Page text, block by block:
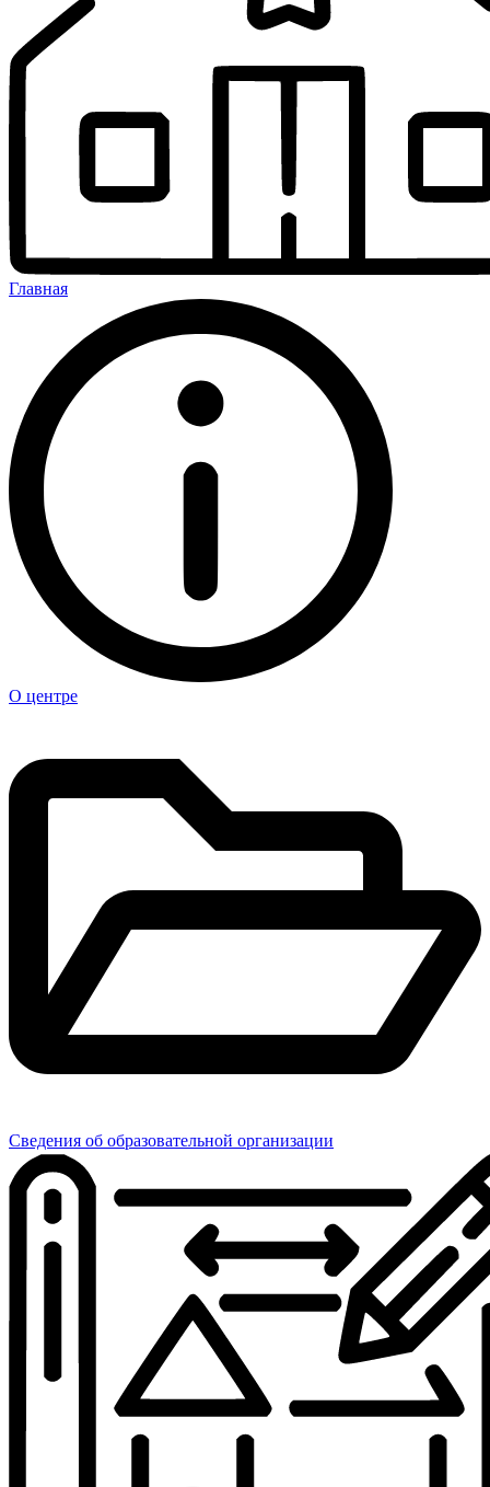
Главная
О центре
Сведения об образовательной организации